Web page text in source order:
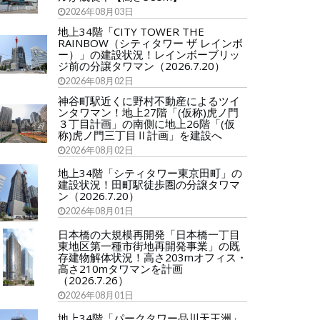
2026年08月03日
地上34階「CITY TOWER THE
RAINBOW（シティタワー ザ レインボ
ー）」の建設状況！レインボーブリッ
ジ前の分譲タワマン（2026.7.20）
2026年08月02日
神谷町駅近くに野村不動産によるツイ
ンタワマン！地上27階「(仮称)虎ノ門
３丁目計画」の南側に地上26階「(仮
称)虎ノ門三丁目Ⅱ計画」を建設へ
2026年08月02日
地上34階「シティタワー東京田町」の
建設状況！田町駅徒歩圏の分譲タワマ
ン（2026.7.20）
2026年08月01日
日本橋の大規模再開発「日本橋一丁目
東地区第一種市街地再開発事業」の既
存建物解体状況！高さ203mオフィス・
高さ210mタワマンを計画
（2026.7.26）
2026年08月01日